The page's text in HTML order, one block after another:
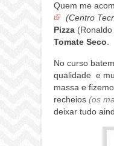
Quem me
(Centro
Pizza(Ronaldo
Tomate Seco.
No curso
qualidade e
massa e
recheios(os
deixar tudo